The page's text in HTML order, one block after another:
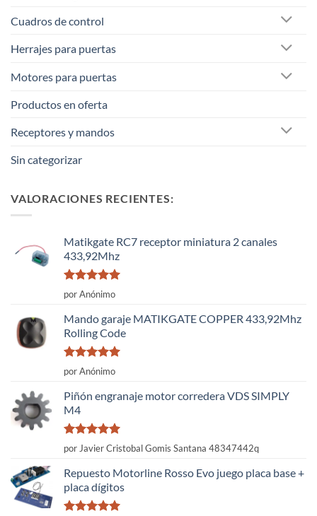
Cuadros de control
Herrajes para puertas
Motores para puertas
Productos en oferta
Receptores y mandos
Sin categorizar
VALORACIONES RECIENTES:
Matikgate RC7 receptor miniatura 2 canales
433,92Mhz
Valorado
con
por Anónimo
Mando garaje MATIKGATE COPPER 433,92Mhz
Rolling Code
Valorado
con
por Anónimo
Piñón engranaje motor corredera VDS SIMPLY
M4
Valorado
con
por Javier Cristobal Gomis Santana 48347442q
Repuesto Motorline Rosso Evo juego placa base +
placa dígitos